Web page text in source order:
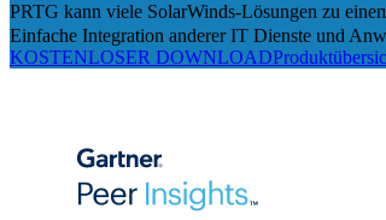
PRTG kann viele SolarWinds-Lösungen zu
Einfache Integration anderer IT Dienste und
KOSTENLOSER DOWNLOAD